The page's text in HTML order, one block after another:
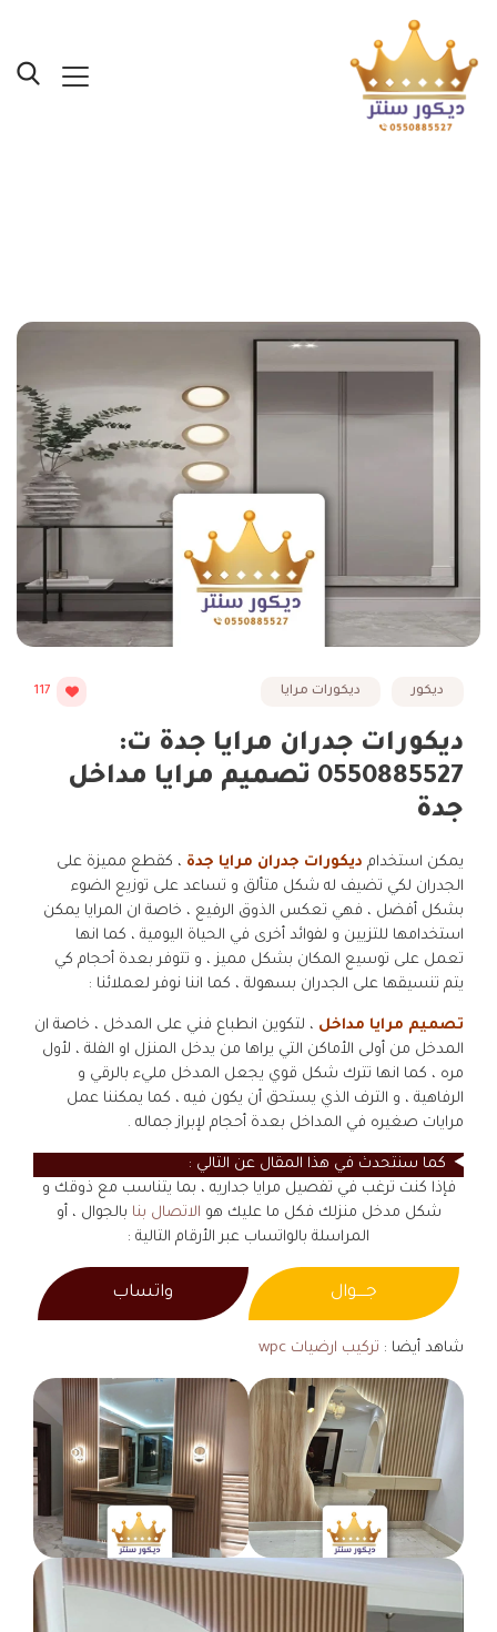
ديكور ديكورات مرايا 117
ديكورات جدران مرايا جدة ت:
0550885527 تصميم مرايا مداخل
جدة
يمكن استخدام ديكورات جدران مرايا جدة ، كقطع مميزة على
الجدران لكي تضيف له شكل متألق و تساعد على توزيع الضوء
بشكل أفضل ، فهي تعكس الذوق الرفيع ، خاصة ان المرايا يمكن
استخدامها للتزيين و لفوائد أخرى في الحياة اليومية ، كما انها
تعمل على توسيع المكان بشكل مميز ، و تتوفر بعدة أحجام كي
يتم تنسيقها على الجدران بسهولة ، كما اننا نوفر لعملائنا :
تصميم مرايا مداخل ، لتكوين انطباع فني على المدخل ، خاصة ان
المدخل من أولى الأماكن التي يراها من يدخل المنزل او الفلة ، لأول
مره ، كما انها تترك شكل قوي يجعل المدخل مليء بالرقي و
الرفاهية ، و الترف الذي يستحق أن يكون فيه ، كما يمكننا عمل
مرايات صغيره في المداخل بعدة أحجام لإبراز جماله .
كما سنتحدث في هذا المقال عن التالي :
فإذا كنت ترغب في تفصيل مرايا جداريه ، بما يتناسب مع ذوقك و
شكل مدخل منزلك فكل ما عليك هو الاتصال بنا بالجوال ، أو
المراسلة بالواتساب عبر الأرقام التالية :
جــــوال واتساب
شاهد أيضا : تركيب ارضيات wpc